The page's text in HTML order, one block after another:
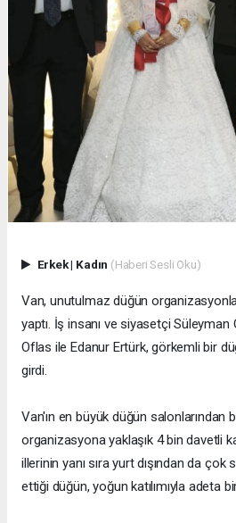
Erkek| Kadın (Haberi Sesli Oku)
Van, unutulmaz düğün
yaptı. İş insanı ve siyasetçi Süleyman
Oflas ile Edanur Ertürk, görkemli bir
girdi.
Van'ın en büyük düğün salonlarından
organizasyona yaklaşık 4 bin davetli
illerinin yanı sıra yurt dışından da
ettiği düğün, yoğun katılımıyla adeta